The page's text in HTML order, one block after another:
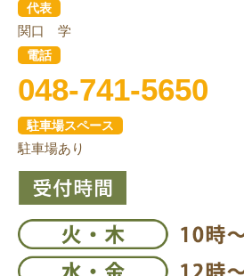
代表
関口 学
電話
048-741-5650
駐車場スペース
駐車場あり